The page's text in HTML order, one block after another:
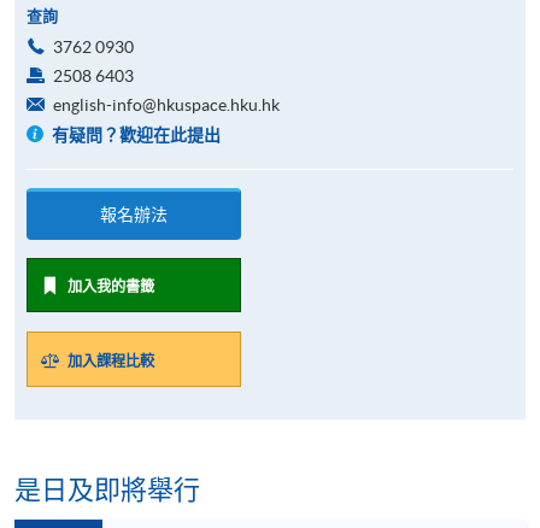
查詢
3762 0930
2508 6403
english-info@hkuspace.hku.hk
有疑問？歡迎在此提出
報名辦法
加入我的書籤
加入課程比較
是日及即將舉行